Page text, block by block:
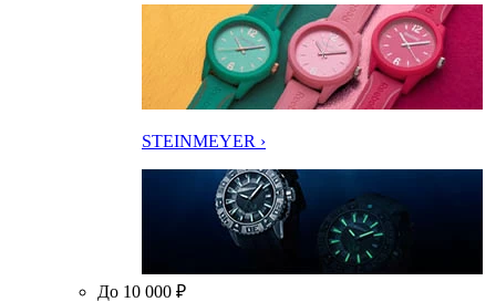
STEINMEYER ›
До 10 000 ₽